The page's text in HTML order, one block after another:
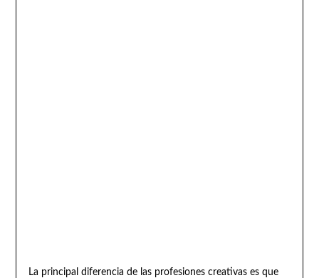
La principal diferencia de las profesiones creativas es que